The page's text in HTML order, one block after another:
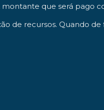
que será pago
de recursos. Quando